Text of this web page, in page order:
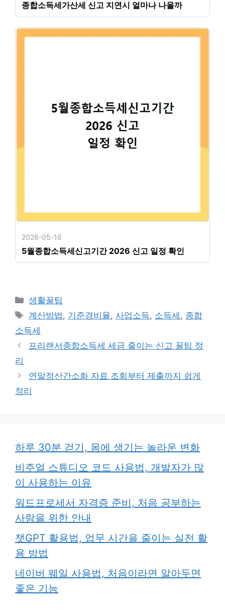
종합소득세가산세 신고 지연시 얼마나 나올까
2026-05-16
5월종합소득세신고기간 2026 신고 일정 확인
카
테
리
생활꿀팁
태
그
계산방법, 기준경비율,사업소득, 소득세 , 종합
소득세
프리랜서종합소득세 세금 줄이는 신고 꿀팁 정
리
연말정산간소화 자료 조회부터 제출까지 쉽게
정리
하루 30분 걷기, 몸에 생기는 놀라운 변화
비주얼 스튜디오 코드 사용법, 개발자가 많
이 사용하는 이유
워드프로세서 자격증 준비, 처음 공부하는
사람을 위한 안내
챗GPT 활용법, 업무 시간을 줄이는 실전 활
용 방법
네이버 웨일 사용법, 처음이라면 알아두면
좋은 기능